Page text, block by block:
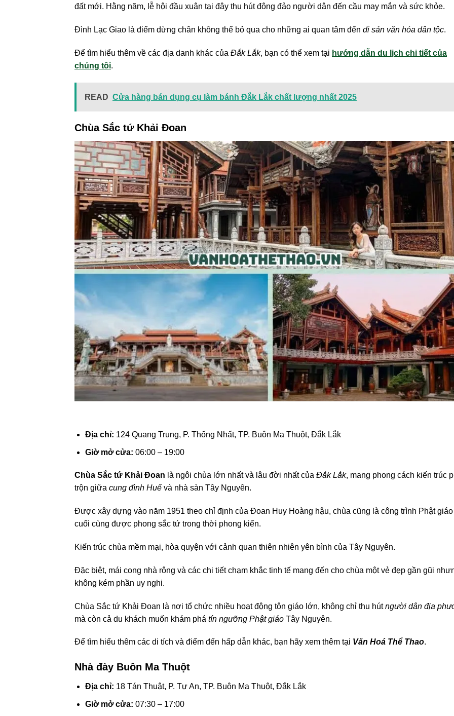
đất mới. Hằng năm, lễ hội đầu xuân tại đây thu hút đông đảo người dân đến cầu may mắn và sức khỏe.
Đình Lạc Giao là điểm dừng chân không thể bỏ qua cho những ai quan tâm đến di sản văn hóa dân tộc.
Để tìm hiểu thêm về các địa danh khác của Đắk Lắk, bạn có thể xem tại hướng dẫn du lịch chi tiết của
chúng tôi.
READ Cửa hàng bán dụng cụ làm bánh Đắk Lắk chất lượng nhất 2025
Chùa Sắc tứ Khải Đoan
Địa chỉ: 124 Quang Trung, P. Thống Nhất, TP. Buôn Ma Thuột, Đắk Lắk
Giờ mở cửa: 06:00 – 19:00
Chùa Sắc tứ Khải Đoan là ngôi chùa lớn nhất và lâu đời nhất của Đắk Lắk, mang phong cách kiến trúc
trộn giữa cung đình Huế và nhà sàn Tây Nguyên.
Được xây dựng vào năm 1951 theo chỉ định của Đoan Huy Hoàng hậu, chùa cũng là công trình Phật giáo
cuối cùng được phong sắc tứ trong thời phong kiến.
Kiến trúc chùa mềm mại, hòa quyện với cảnh quan thiên nhiên yên bình của Tây Nguyên.
Đặc biệt, mái cong nhà rông và các chi tiết chạm khắc tinh tế mang đến cho chùa một vẻ đẹp gần gũi
không kém phần uy nghi.
Chùa Sắc tứ Khải Đoan là nơi tổ chức nhiều hoạt động tôn giáo lớn, không chỉ thu hútngười dân địa
mà còn cả du khách muốn khám phá tín ngưỡng Phật giáo Tây Nguyên.
Để tìm hiểu thêm các di tích và điểm đến hấp dẫn khác, bạn hãy xem thêm tại Văn Hoá Thể Thao.
Nhà đày Buôn Ma Thuột
Địa chỉ: 18 Tán Thuật, P. Tự An, TP. Buôn Ma Thuột, Đắk Lắk
Giờ mở cửa: 07:30 – 17:00